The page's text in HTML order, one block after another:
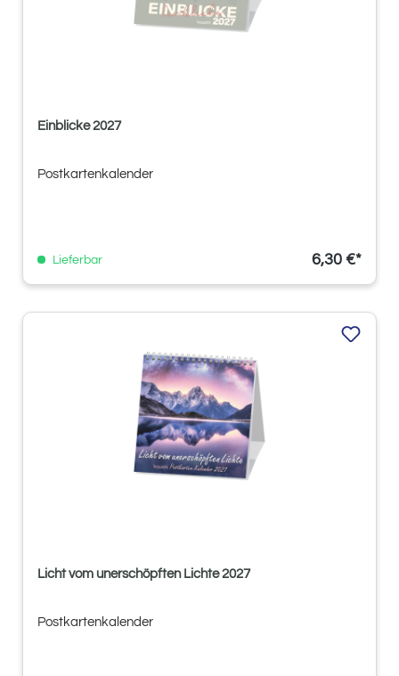
Einblicke 2027
Postkartenkalender
Lieferbar 6,30 €*
Licht vom unerschöpften Lichte 2027
Postkartenkalender